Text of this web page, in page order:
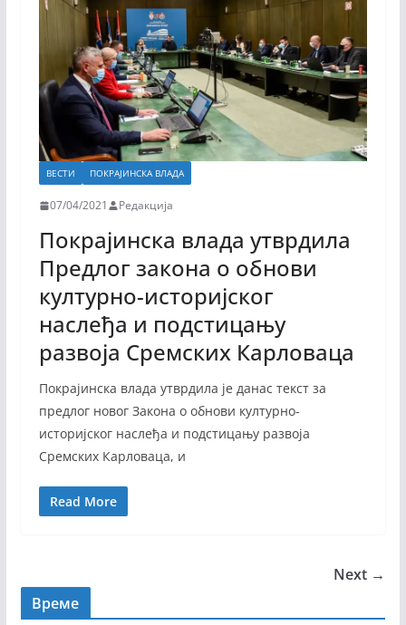
ВЕСТИ ПОКРАЈИНСКА ВЛАДА
07/04/2021 Редакција
Покрајинска влада утврдила
Предлог закона о обнови
културно-историјског
наслеђа и подстицању
развоја Сремских Карловаца
Покрајинска влада утврдила је данас текст за
предлог новог Закона о обнови културно-
историјског наслеђа и подстицању развоја
Сремских Карловаца, и
Read More
Next →
Време